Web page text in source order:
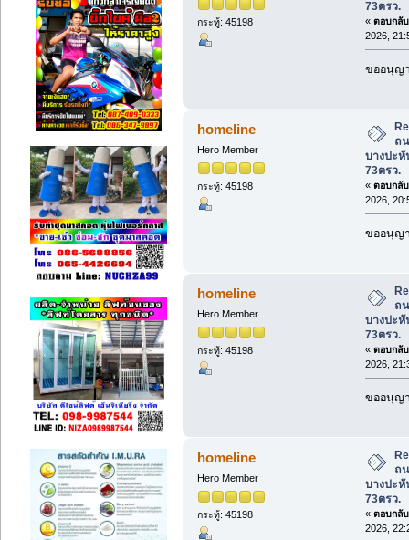
กระทู้: 45198
73ตรว.
« ตอบกลั
2026,
ขออนุญ
homeline
Hero Member
กระทู้: 45198
ถ
บางปะหั
73ตรว.
« ตอบกลั
2026,
ขออนุญ
homeline
Hero Member
กระทู้: 45198
ถ
บางปะหั
73ตรว.
« ตอบกลั
2026,
ขออนุญ
homeline
Hero Member
กระทู้: 45198
ถ
บางปะหั
73ตรว.
« ตอบกลั
2026,